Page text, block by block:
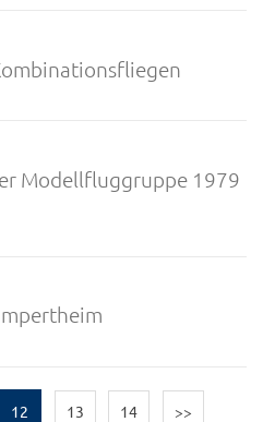
Modellfluggruppe 1979
12 13 14 >>